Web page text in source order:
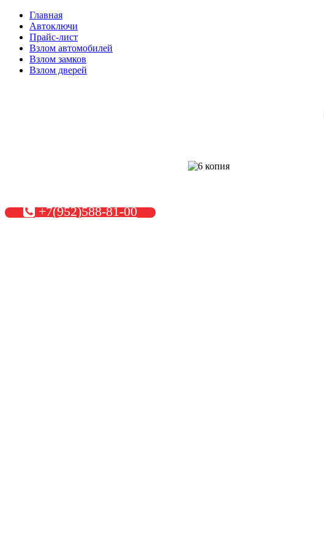
Главная
Автоключи
Прайс-лист
Взлом автомобилей
Взлом замков
Взлом дверей
+7(952)588-81-00